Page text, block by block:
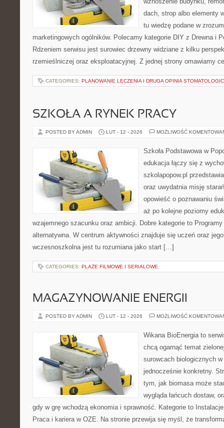
dach, strop albo elementy
tu wiedzę podane w
marketingowych ogólników. Polecamy kategorie DIY z Drewna i
Rdzeniem serwisu jest surowiec drzewny widziane z kilku
rzemieślniczej oraz eksploatacyjnej. Z jednej strony omawiamy
CATEGORIES: PLANOWANIE LECZENIA I DRUGA OPINIA
SZKOŁA A RYNEK PRACY
POSTED BY ADMIN LUT - 12 - 2026 MOŻLIWOŚĆ
Szkoła Podstawowa w
edukacja łączy się z
szkolapopow.pl
oraz uwydatnia misję
opowieść o poznawaniu
aż po kolejne poziomy
wzajemnego szacunku oraz ambicji. Dobre kategorie to
alternatywna. W centrum aktywności znajduje się uczeń oraz
wczesnoszkolna jest tu rozumiana jako start […]
CATEGORIES: PLAŻE FILMOWE I SERIALOWE
MAGAZYNOWANIE ENERGII
POSTED BY ADMIN LUT - 12 - 2026 MOŻLIWOŚĆ
Wikana BioEnergia to
chcą ogarnąć temat
surowcach biologicznych
jednocześnie konkretny.
tym, jak biomasa może
wygląda łańcuch dostaw,
gdy w grę wchodzą ekonomia i sprawność. Kategorie to
Praca i kariera w OZE. Na stronie przewija się myśl, że